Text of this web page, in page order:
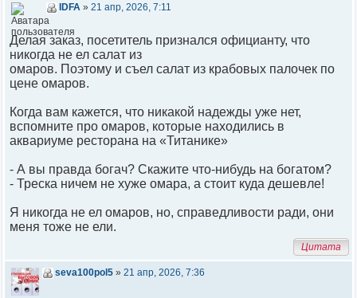
IDFA » 21 апр, 2026, 7:11
Делая заказ, посетитель признался официанту, что
никогда не ел салат из
омаров. Поэтому и съел салат из крабовых палочек по
цене омаров.
Когда вам кажется, что никакой надежды уже нет,
вспомните про омаров, которые находились в
аквариуме ресторана на «Титанике»
- А вы правда богач? Скажите что-нибудь на богатом?
- Треска ничем не хуже омара, а стоит куда дешевле!
Я никогда не ел омаров, но, справедливости ради, они
меня тоже не ели.
Цитата
seva100pol5 » 21 апр, 2026, 7:36